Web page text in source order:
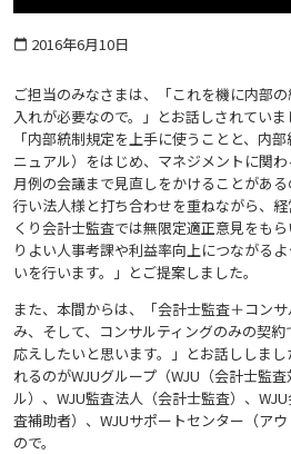
calendar_today 2016年6月10日
ご担当のみなさまは、「これを機に内部
入れが必要なので。」とお話しされていま
「内部統制規定を上手に使うことと、内
ニュアル）をはじめ、マネジメントに関
月例の会議まで見直しをかけることがあ
行い法人様と打ち合わせを重ねながら、
くり会計士監査では無限定適正意見をも
りよい人事考課や利益率向上につながる
いを行います。」とご提案しました。
また、本間からは、「会計士監査＋コン
み、そして、コンサルティングのみの契
応えしたいと思います。」とお話ししま
れるのがWJUグループ（WJU（会計士監
ル）、WJU監査法人（会計士監査）、
査補助者）、WJUサポートセンター（ア
ので。